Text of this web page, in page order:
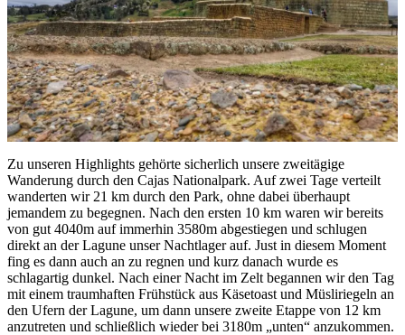
Zu unseren Highlights gehörte sicherlich unsere zweitägige
Wanderung durch den Cajas Nationalpark. Auf zwei Tage verteilt
wanderten wir 21 km durch den Park, ohne dabei überhaupt
jemandem zu begegnen. Nach den ersten 10 km waren wir bereits
von gut 4040m auf immerhin 3580m abgestiegen und schlugen
direkt an der Lagune unser Nachtlager auf. Just in diesem Moment
fing es dann auch an zu regnen und kurz danach wurde es
schlagartig dunkel. Nach einer Nacht im Zelt begannen wir den Tag
mit einem traumhaften Frühstück aus Käsetoast und Müsliriegeln an
den Ufern der Lagune, um dann unsere zweite Etappe von 12 km
anzutreten und schließlich wieder bei 3180m „unten“ anzukommen.